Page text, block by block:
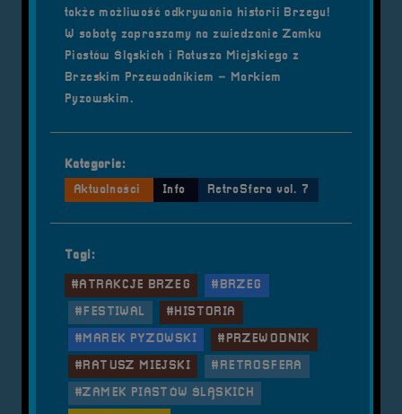
także możliwość odkrywania historii Brzegu!
W sobotę zapraszamy na zwiedzanie Zamku
Piastów Śląskich i Ratusza Miejskiego z
Brzeskim Przewodnikiem – Markiem
Pyzowskim.
Kategorie:
Aktualności
Info RetroSfera vol. 7
Tagi:
#ATRAKCJE BRZEG
#BRZEG
#FESTIWAL
#HISTORIA
#MAREK PYZOWSKI
#PRZEWODNIK
#RATUSZ MIEJSKI
#RETROSFERA
#ZAMEK PIASTÓW ŚLĄSKICH